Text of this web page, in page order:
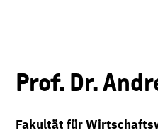
Prof. Dr.
Fakultät für